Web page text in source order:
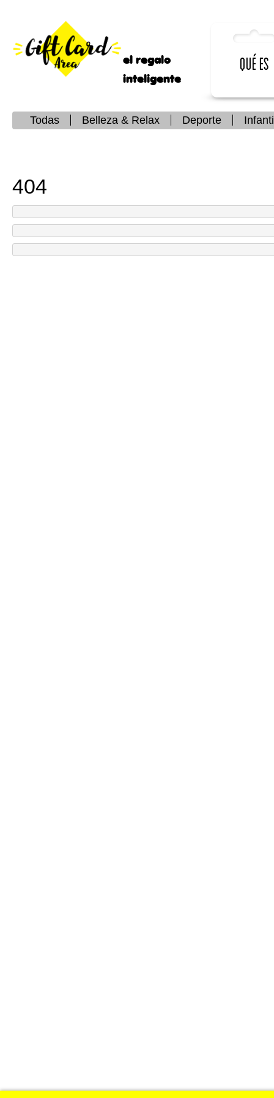
el regalo
inteligente
Qué es
Todas Belleza & Relax Deporte
404